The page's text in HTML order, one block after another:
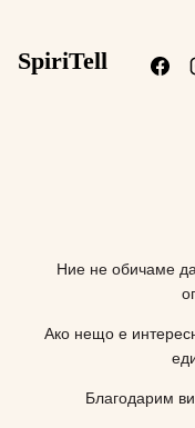
SpiriTell
Ние не обичаме
Ако нещо е
Благодарим